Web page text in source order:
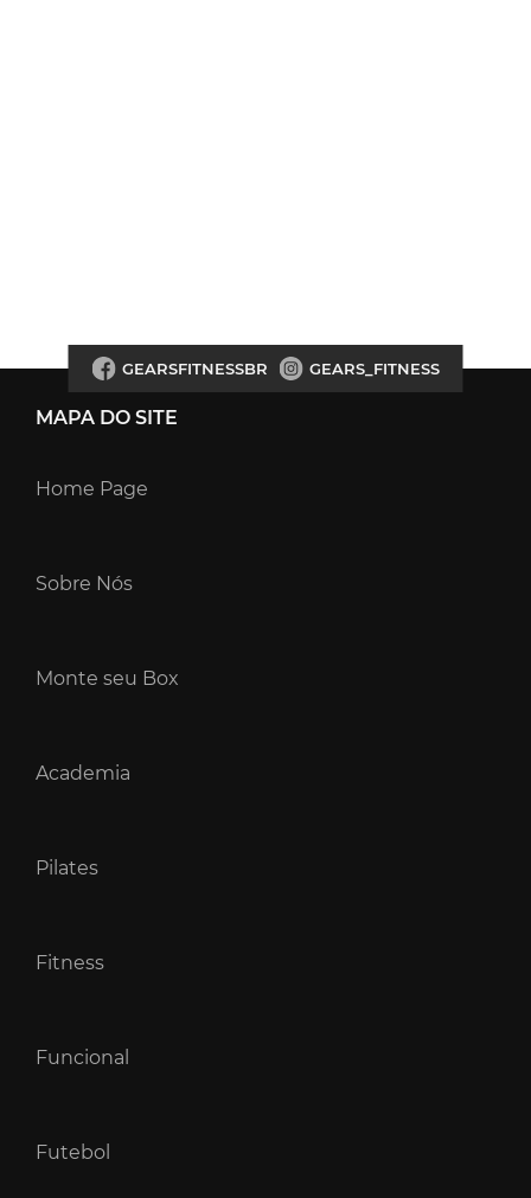
GEARSFITNESSBR GEARS_FITNESS
MAPA DO SITE
Home Page
Sobre Nós
Monte seu Box
Academia
Pilates
Fitness
Funcional
Futebol